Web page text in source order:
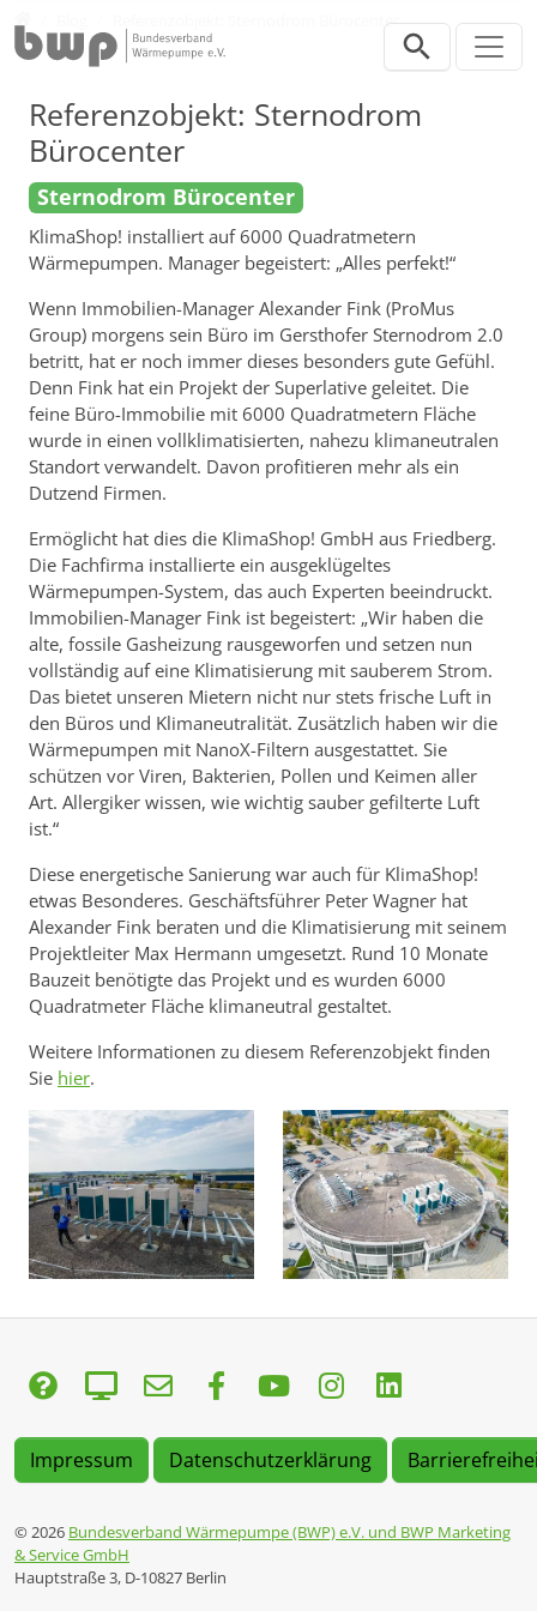
Referenzobjekt: Sternodrom Bürocenter
Referenzobjekt: Sternodrom
Bürocenter
Sternodrom Bürocenter
KlimaShop! installiert auf 6000 Quadratmetern
Wärmepumpen. Manager begeistert: „Alles perfekt!“
Wenn Immobilien-Manager Alexander Fink (ProMus
Group) morgens sein Büro im Gersthofer Sternodrom 2.0
betritt, hat er noch immer dieses besonders gute Gefühl.
Denn Fink hat ein Projekt der Superlative geleitet. Die
feine Büro-Immobilie mit 6000 Quadratmetern Fläche
wurde in einen vollklimatisierten, nahezu klimaneutralen
Standort verwandelt. Davon profitieren mehr als ein
Dutzend Firmen.
Ermöglicht hat dies die KlimaShop! GmbH aus Friedberg.
Die Fachfirma installierte ein ausgeklügeltes
Wärmepumpen-System, das auch Experten beeindruckt.
Immobilien-Manager Fink ist begeistert: „Wir haben die
alte, fossile Gasheizung rausgeworfen und setzen nun
vollständig auf eine Klimatisierung mit sauberem Strom.
Das bietet unseren Mietern nicht nur stets frische Luft in
den Büros und Klimaneutralität. Zusätzlich haben wir die
Wärmepumpen mit NanoX-Filtern ausgestattet. Sie
schützen vor Viren, Bakterien, Pollen und Keimen aller
Art. Allergiker wissen, wie wichtig sauber gefilterte Luft
ist.“
Diese energetische Sanierung war auch für KlimaShop!
etwas Besonderes. Geschäftsführer Peter Wagner hat
Alexander Fink beraten und die Klimatisierung mit seinem
Projektleiter Max Hermann umgesetzt. Rund 10 Monate
Bauzeit benötigte das Projekt und es wurden 6000
Quadratmeter Fläche klimaneutral gestaltet.
Weitere Informationen zu diesem Referenzobjekt finden
Sie hier.
Impressum Datenschutzerklärung
© 2026 Bundesverband Wärmepumpe (BWP) e.V. und BWP Marketing
& Service GmbH
Hauptstraße 3, D-10827 Berlin